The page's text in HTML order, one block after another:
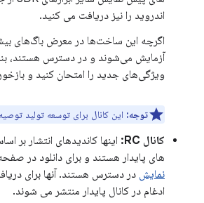
اندروید را نیز دریافت می کنید.
اگرچه این ساخت‌ها در معرض باگ‌های
آزمایش می‌شوند و در دسترس هستند،
ویژگی‌های جدید را امتحان کنید و
توجه: این کانال برای توسعه تولید
کانال RC:
اینها کاندیدهای انتشار بر
های پایدار هستند و برای دانلود در
نمایش در دسترس هستند. آنها برای
ادغام در کانال پایدار منتشر می شوند.